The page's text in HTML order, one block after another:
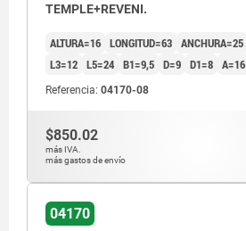
TEMPLE+REVENI.
ALTURA=16 LONGITUD=63 ANCHURA=25
L3=12 L5=24 B1=9,5 D=9 D1=8 A=16
Referencia: 04170-08
$850.02
más IVA.
más gastos de envío
04170